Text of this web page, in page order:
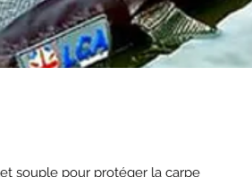
souple pour protéger la carpe